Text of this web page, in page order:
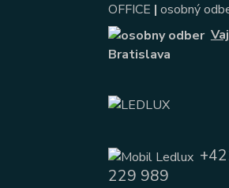
OFFICE | osobný
Bratislava
229 989